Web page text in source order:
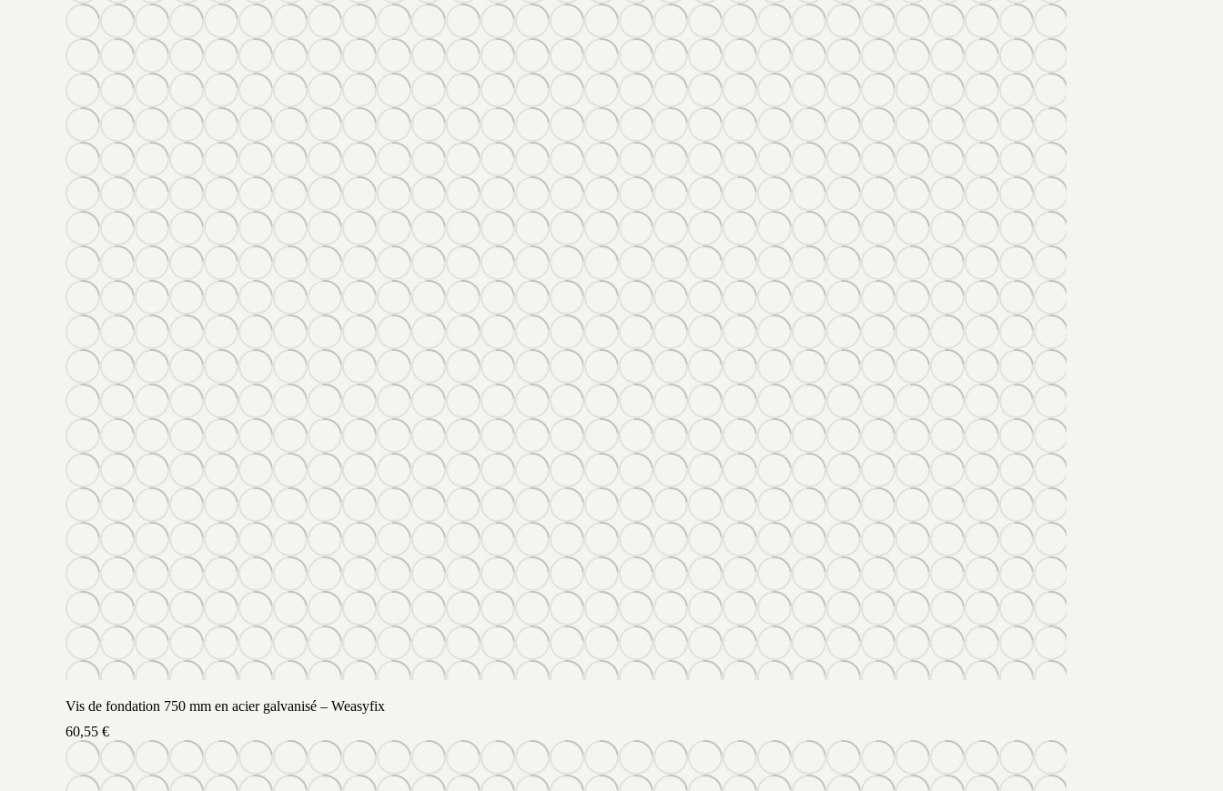
Vis de fondation 750 mm en acier galvanisé – Weasyfix
60,55 €